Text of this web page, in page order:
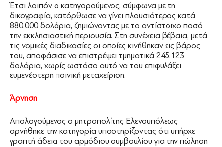
Έτσι λοιπόν ο κατηγορούμενος, σύμφωνα με τη
δικογραφία, κατόρθωσε να γίνει πλουσιότερος κατά
880.000 δολάρια, ζημιώνοντας με το αντίστοιχο ποσό
την εκκλησιαστική περιουσία. Στη συνέχεια βέβαια, μετά
τις νομικές διαδικασίες οι οποίες κινήθηκαν εις βάρος
του, αποφάσισε να επιστρέψει τμηματικά 245.123
δολάρια, χωρίς ωστόσο αυτό να του επιφυλάξει
ευμενέστερη ποινική μεταχείριση.
Άρνηση
Απολογούμενος ο μητροπολίτης Ελενουπόλεως
αρνήθηκε την κατηγορία υποστηρίζοντας ότι υπήρχε
γραπτή άδεια του αρμόδιου συμβουλίου για την πώληση